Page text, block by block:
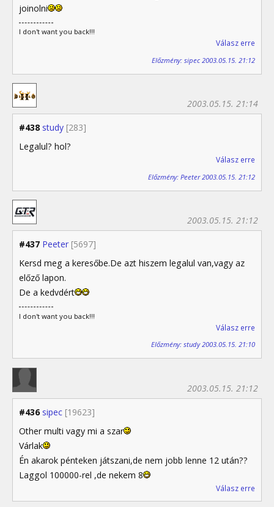
joinolni
I don't want you back!!!
Válasz erre
Előzmény: sipec 2003.05.15. 21:12
#438 study [283]
2003.05.15. 21:14
Legalul? hol?
Válasz erre
Előzmény: Peeter 2003.05.15. 21:12
#437 Peeter [5697]
2003.05.15. 21:12
Kersd meg a keresőbe.De azt hiszem legalul van,vagy az
előző lapon.
De a kedvdért
I don't want you back!!!
Válasz erre
Előzmény: study 2003.05.15. 21:10
#436 sipec [19623]
2003.05.15. 21:12
Other multi vagy mi a szar
Várlak
Én akarok pénteken játszani,de nem jobb lenne 12 után??
Laggol 100000-rel ,de nekem 8
Válasz erre